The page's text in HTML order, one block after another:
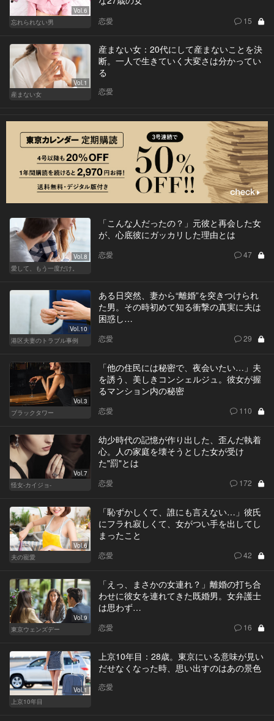
Vol.6
忘れられない男
恋愛 15
Vol.1
産まない女
産まない女：20代にして産まないことを決
断。一人で生きていく大変さは分かってい
る
恋愛
Vol.8
愛して、もう一度だけ。
「こんな人だったの？」元彼と再会した女
が、心底彼にガッカリした理由とは
恋愛 47
Vol.10
港区夫妻のトラブル事例
ある日突然、妻から“離婚”を突きつけられ
た男。その時初めて知る衝撃の真実に夫は
困惑し…
恋愛 29
Vol.3
ブラックタワー
「他の住民には秘密で、夜会いたい…」夫
を誘う、美しきコンシェルジュ。彼女が握
るマンション内の秘密
恋愛 110
Vol.7
怪女-カイジョ-
幼少時代の記憶が作り出した、歪んだ執着
心。人の家庭を壊そうとした女が受け
た"罰"とは
恋愛 172
Vol.6
夫の寵愛
「恥ずかしくて、誰にも言えない…」彼氏
にフラれ寂しくて、女がつい手を出してし
まったこと
恋愛 42
Vol.9
東京ウェンズデー
「えっ、まさかの女連れ？」離婚の打ち合
わせに彼女を連れてきた既婚男。女弁護士
は思わず…
恋愛 16
Vol.1
上京10年目
上京10年目：28歳。東京にいる意味が見い
だせなくなった時、思い出すのはあの景色
恋愛